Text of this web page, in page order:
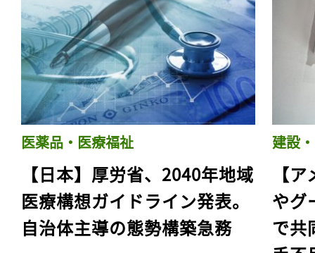
医薬品・医療福祉
【日本】厚労省、2040年地域
医療構想ガイドライン発表。
自治体主導の態勢構築急務
建設
【
やグ
で共